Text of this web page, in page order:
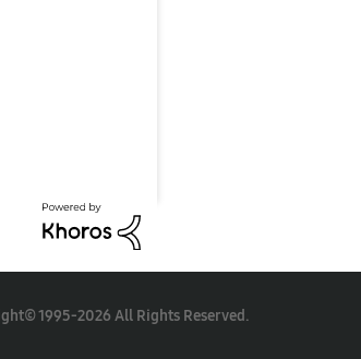
1995-2026 All Rights Reserved.